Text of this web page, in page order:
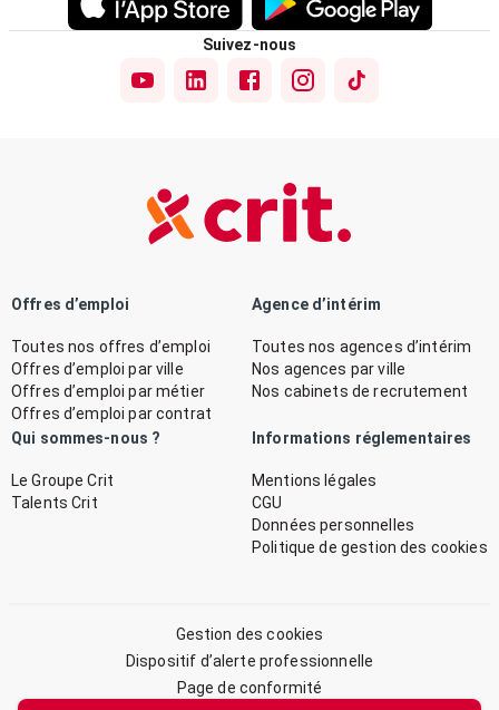
Suivez-nous
Offres d’emploi
Toutes nos offres d’emploi
Offres d’emploi par ville
Offres d’emploi par métier
Offres d’emploi par contrat
Agence d’intérim
Toutes nos agences d’intérim
Nos agences par ville
Nos cabinets de recrutement
Qui sommes-nous ?
Le Groupe Crit
Talents Crit
Informations réglementaires
Mentions légales
CGU
Données personnelles
Politique de gestion des cookies
Gestion des cookies
Dispositif d’alerte professionnelle
Page de conformité